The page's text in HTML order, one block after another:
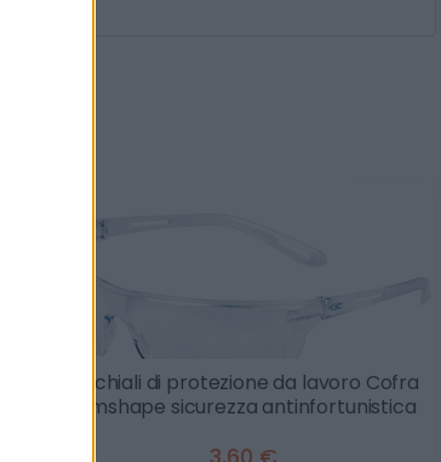
Occhiali di protezione da lavoro Cofra
Slimshape sicurezza antinfortunistica